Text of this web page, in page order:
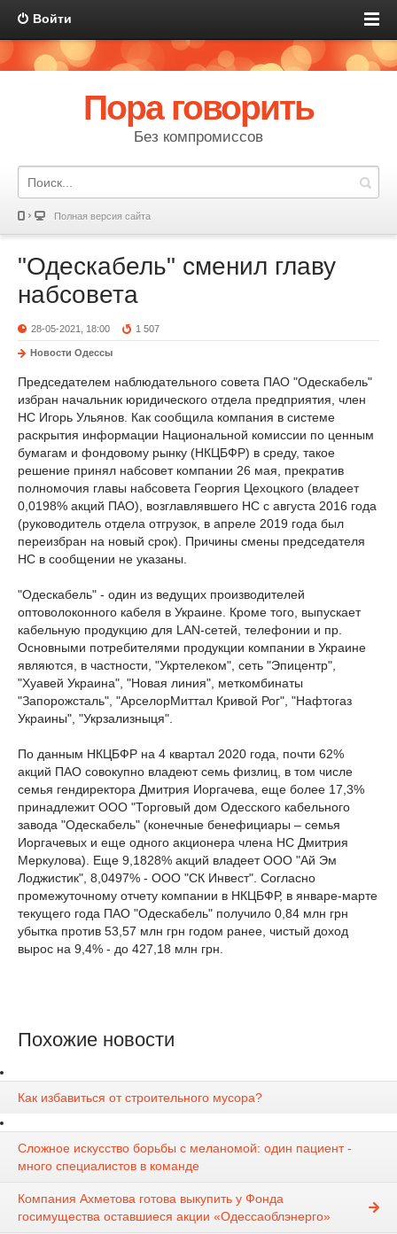
Войти
Пора говорить
Без компромиссов
Полная версия сайта
"Одескабель" сменил главу
набсовета
28-05-2021, 18:00 1 507
Новости Одессы
Председателем наблюдательного совета ПАО "Одескабель"
избран начальник юридического отдела предприятия, член
НС Игорь Ульянов. Как сообщила компания в системе
раскрытия информации Национальной комиссии по ценным
бумагам и фондовому рынку (НКЦБФР) в среду, такое
решение принял набсовет компании 26 мая, прекратив
полномочия главы набсовета Георгия Цехоцкого (владеет
0,0198% акций ПАО), возглавлявшего НС с августа 2016 года
(руководитель отдела отгрузок, в апреле 2019 года был
переизбран на новый срок). Причины смены председателя
НС в сообщении не указаны.
"Одескабель" - один из ведущих производителей
оптоволоконного кабеля в Украине. Кроме того, выпускает
кабельную продукцию для LAN-сетей, телефонии и пр.
Основными потребителями продукции компании в Украине
являются, в частности, "Укртелеком", сеть "Эпицентр",
"Хуавей Украина", "Новая линия", меткомбинаты
"Запорожсталь", "АрселорМиттал Кривой Рог", "Нафтогаз
Украины", "Укрзализныця".
По данным НКЦБФР на 4 квартал 2020 года, почти 62%
акций ПАО совокупно владеют семь физлиц, в том числе
семья гендиректора Дмитрия Иоргачева, еще более 17,3%
принадлежит ООО "Торговый дом Одесского кабельного
завода "Одескабель" (конечные бенефициары – семья
Иоргачевых и еще одного акционера члена НС Дмитрия
Меркулова). Еще 9,1828% акций владеет ООО "Ай Эм
Лоджистик", 8,0497% - ООО "СК Инвест". Согласно
промежуточному отчету компании в НКЦБФР, в январе-марте
текущего года ПАО "Одескабель" получило 0,84 млн грн
убытка против 53,57 млн грн годом ранее, чистый доход
вырос на 9,4% - до 427,18 млн грн.
Похожие новости
Как избавиться от строительного мусора?
Сложное искусство борьбы с меланомой: один пациент -
много специалистов в команде
Компания Ахметова готова выкупить у Фонда
госимущества оставшиеся акции «Одессаоблэнерго»